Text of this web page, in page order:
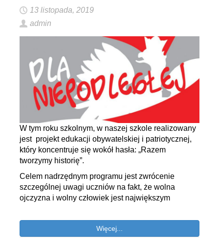
13 listopada, 2019
admin
W tym roku szkolnym, w naszej szkole realizowany
jest projekt edukacji obywatelskiej i patriotycznej,
który koncentruje się wokół hasła: „Razem
tworzymy historię”.
Celem nadrzędnym programu jest zwrócenie
szczególnej uwagi uczniów na fakt, że wolna
ojczyzna i wolny człowiek jest największym
Więcej...